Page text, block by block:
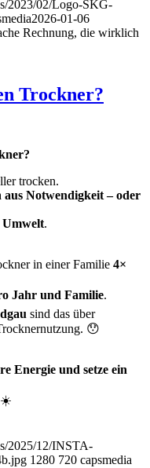
2023/02/Logo-SKG-
2026-01-06
Rechnung, die wirklich
Trockner?
trocken.
Notwendigkeit – oder
Umwelt.
in einer Familie 4×
Jahr und Familie.
sind das über
😯
Energie und setze ein
2025/12/INSTA-
1280 720 capsmedia